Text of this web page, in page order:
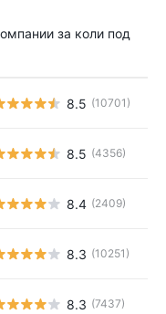
за коли под
8.5 (10701)
8.5 (4356)
8.4 (2409)
8.3 (10251)
8.3 (7437)